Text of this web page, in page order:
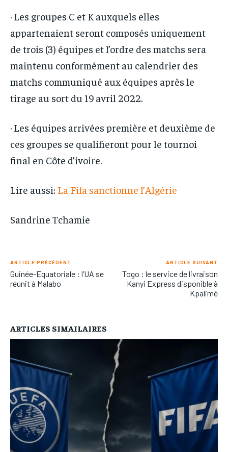
· Les groupes C et K auxquels elles
appartenaient seront composés uniquement
de trois (3) équipes et l’ordre des matchs sera
maintenu conformément au calendrier des
matchs communiqué aux équipes après le
tirage au sort du 19 avril 2022.
· Les équipes arrivées première et deuxième de
ces groupes se qualifieront pour le tournoi
final en Côte d’ivoire.
Lire aussi: La Fifa sanctionne l’Algérie
Sandrine Tchamie
ARTICLE PRÉCÉDENT
Guinée-Equatoriale : l’UA se
réunit à Malabo
ARTICLE SUIVANT
Togo : le service de livraison
Kanyi Express disponible à
Kpalimé
ARTICLES SIMAILAIRES